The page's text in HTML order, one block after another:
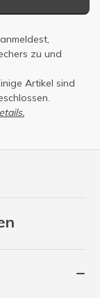
zu und
Artikel sind